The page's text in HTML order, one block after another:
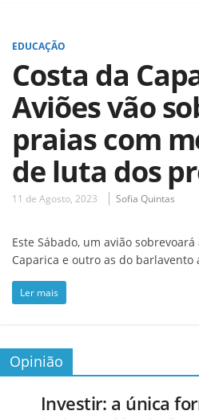
EDUCAÇÃO
Costa da
Aviões vão
praias com
de luta dos
11 de Agosto, 2023 Sofia Quintas
Este Sábado, um avião
Caparica e outro as do barlavento
Ler mais
Opinião
Investir: a única